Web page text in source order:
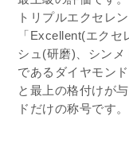
トリプルエクセレ
「Excellent(エク
シュ(研磨)、シンメ
であるダイヤモン
と最上の格付けが
ドだけの称号です。